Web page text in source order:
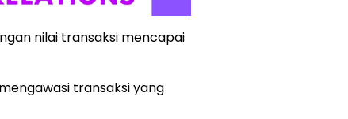
nilai transaksi mencapai
transaksi yang